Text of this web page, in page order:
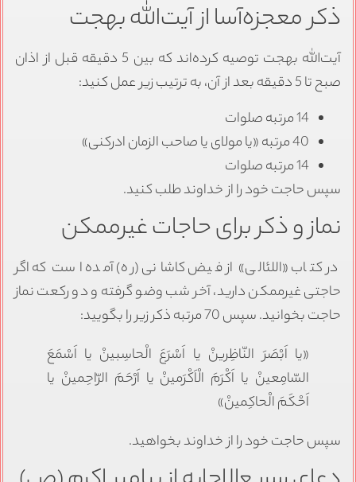
ذکر معجزه‌آسا از آیت‌الله بهجت
آیت‌الله بهجت توصیه کرده‌اند که بین 5 دقیقه قبل از اذان
صبح تا 5 دقیقه بعد از آن، به ترتیب زیر عمل کنید:
14 مرتبه صلوات
40 مرتبه «یا مولای یا صاحب الزمان ادرکنی»
14 مرتبه صلوات
سپس حاجت خود را از خداوند طلب کنید.
نماز و ذکر برای حاجات غیرممکن
در کتاب «اللئالی» از فیض کاشانی (ره) آمده است که اگر
حاجتی غیرممکن دارید، آخر شب وضو گرفته و دو رکعت نماز
حاجت بخوانید. سپس 70 مرتبه ذکر زیر را بگویید:
«یا اَبْصَرَ النّاظِرینْ یا اَسْرَعَ الْحاسِبینْ یا اَسْمَعَ
السّامِعینْ یا اَكْرَمَ الْاَكْرَمینْ یا اَرْحَمَ الرّاحِمینْ یا
اَحْكَمَ الْحاكِمینْ»
سپس حاجت خود را از خداوند بخواهید.